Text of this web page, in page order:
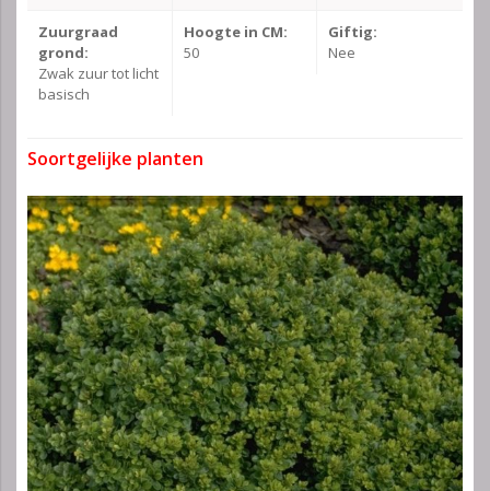
Zuurgraad
grond:
Zwak zuur tot licht
basisch
Hoogte in CM:
50
Giftig:
Nee
Soortgelijke planten